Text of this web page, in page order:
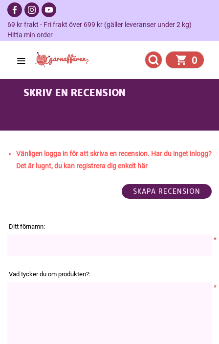
69 kr frakt - Fri frakt över 699 kr (gäller leveranser under 2 kg)
Hitta min order
0
SKRIV EN RECENSION
Vänligen logga in för att skriva en recension. Har du inget inlogg?
Det är lugnt, du kan registrera dig enkelt här
Ditt förnamn:
*
Vad tycker du om produkten?:
*